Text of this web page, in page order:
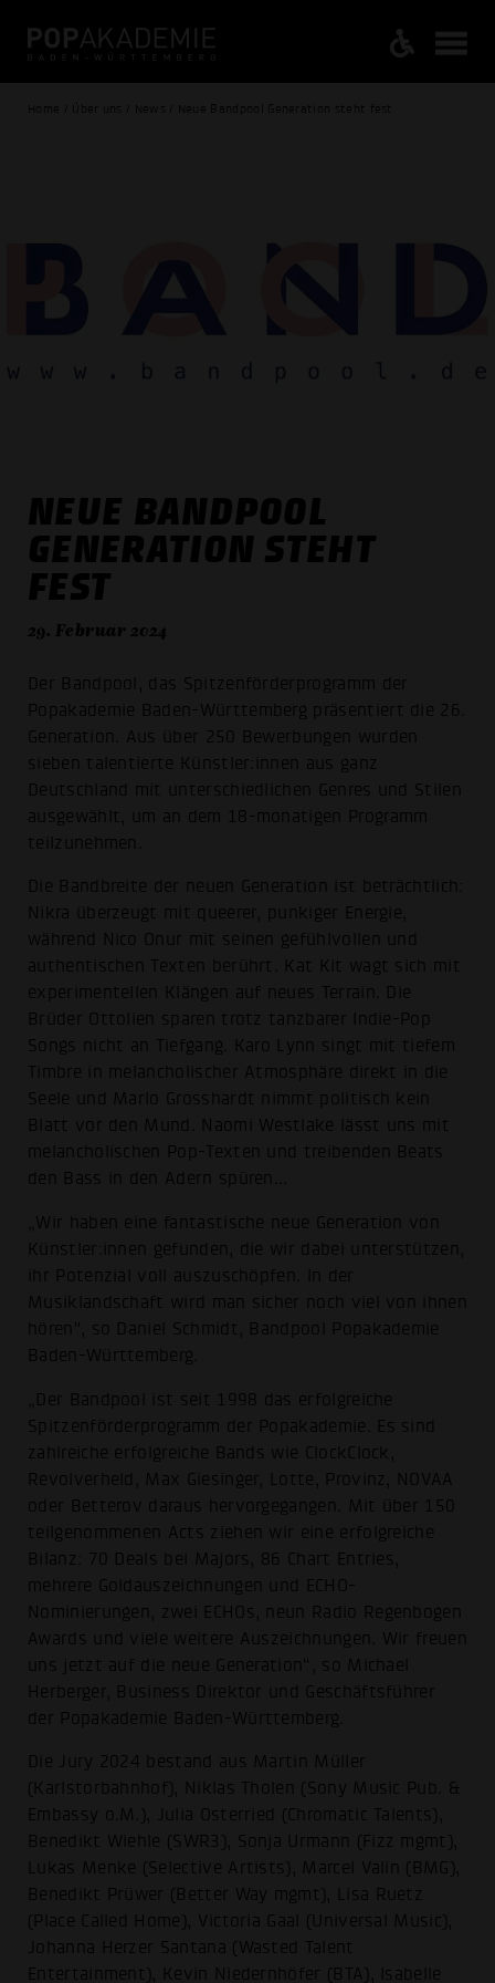
Home / Über uns / News / Neue Bandpool Generation steht fest
NEUE BANDPOOL
GENERATION STEHT
FEST
29. Februar 2024
Der Bandpool, das Spitzenförderprogramm der
Popakademie Baden-Württemberg präsentiert die 26.
Generation. Aus über 250 Bewerbungen wurden
sieben talentierte Künstler:innen aus ganz
Deutschland mit unterschiedlichen Genres und Stilen
ausgewählt, um an dem 18-monatigen Programm
teilzunehmen.
Die Bandbreite der neuen Generation ist beträchtlich:
Nikra überzeugt mit queerer, punkiger Energie,
während Nico Onur mit seinen gefühlvollen und
authentischen Texten berührt. Kat Kit wagt sich mit
experimentellen Klängen auf neues Terrain. Die
Brüder Ottolien sparen trotz tanzbarer Indie-Pop
Songs nicht an Tiefgang. Karo Lynn singt mit tiefem
Timbre in melancholischer Atmosphäre direkt in die
Seele und Marlo Grosshardt nimmt politisch kein
Blatt vor den Mund. Naomi Westlake lässt uns mit
melancholischen Pop-Texten und treibenden Beats
den Bass in den Adern spüren...
„Wir haben eine fantastische neue Generation von
Künstler:innen gefunden, die wir dabei unterstützen,
ihr Potenzial voll auszuschöpfen. In der
Musiklandschaft wird man sicher noch viel von ihnen
hören", so Daniel Schmidt, Bandpool Popakademie
Baden-Württemberg.
„Der Bandpool ist seit 1998 das erfolgreiche
Spitzenförderprogramm der Popakademie. Es sind
zahlreiche erfolgreiche Bands wie ClockClock,
Revolverheld, Max Giesinger, Lotte, Provinz, NOVAA
oder Betterov daraus hervorgegangen. Mit über 150
teilgenommenen Acts ziehen wir eine erfolgreiche
Bilanz: 70 Deals bei Majors, 86 Chart Entries,
mehrere Goldauszeichnungen und ECHO-
Nominierungen, zwei ECHOs, neun Radio Regenbogen
Awards und viele weitere Auszeichnungen. Wir freuen
uns jetzt auf die neue Generation“, so Michael
Herberger, Business Direktor und Geschäftsführer
der Popakademie Baden-Württemberg.
Die Jury 2024 bestand aus Martin Müller
(Karlstorbahnhof), Niklas Tholen (Sony Music Pub. &
Embassy o.M.), Julia Osterried (Chromatic Talents),
Benedikt Wiehle (SWR3), Sonja Urmann (Fizz mgmt),
Lukas Menke (Selective Artists), Marcel Valin (BMG),
Benedikt Prüwer (Better Way mgmt), Lisa Ruetz
(Place Called Home), Victoria Gaal (Universal Music),
Johanna Herzer Santana (Wasted Talent
Entertainment), Kevin Niedernhöfer (BTA), Isabelle